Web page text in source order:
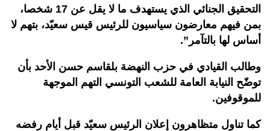
التحقيق الجنائي الذي يستهدف ما لا يقل عن 17 شخصا،
بمن فيهم معارضون سياسيون للرئيس قيس سعيّد، بتهم لا
أساس لها بالتآمر”.
وطالب القيادي في حزب النهضة بلقاسم حسن الأحد بأن
توضّح النيابة العامة للشعب التونسي التهم الموجهة
للموقوفين.
كما تناول متظاهرون إعلان الرئيس سعيّد قبل أيام رفضه